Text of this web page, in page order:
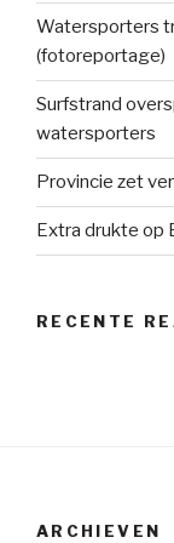
Watersporters
(fotoreportage)
Surfstrand
watersporters
Provincie zet
Extra drukte op
RECENTE
ARCHIEVEN